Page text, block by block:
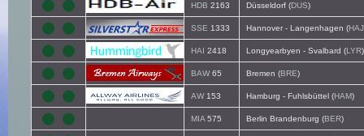
HDB 2163 Düsseldorf (DUS)
SSE 1333 Hannover - Langenhagen (HAJ
HAI 2418 Longyearbyen - Svalbard (LYR)
BAW65 Bremen (BRE)
AW153 Hamburg - Fuhlsbüttel (HAM)
MIA 575 Berlin Brandenburg (BER)